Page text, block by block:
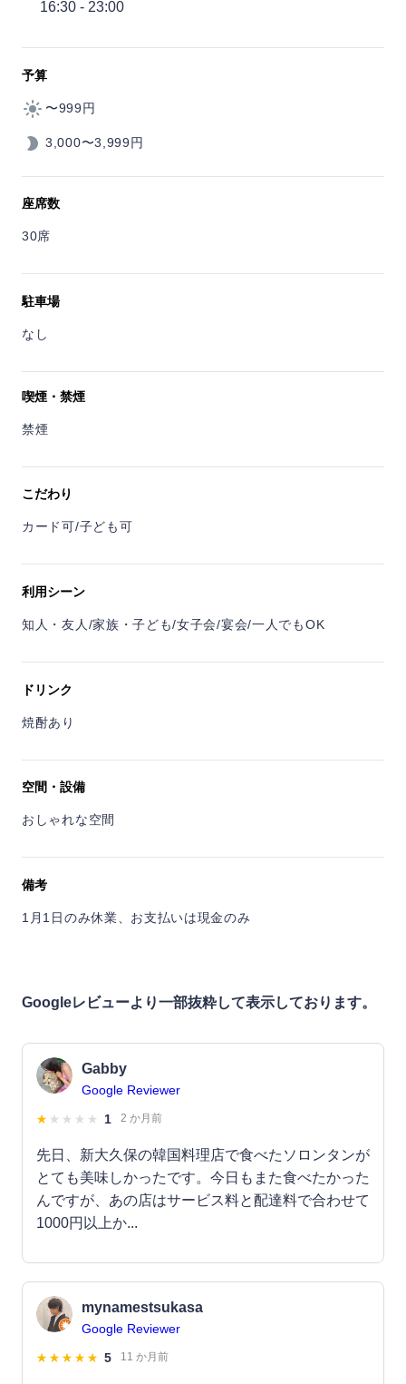
16:30 - 23:00
予算
〜999円
3,000〜3,999円
座席数
30席
駐車場
なし
喫煙・禁煙
禁煙
こだわり
カード可/子ども可
利用シーン
知人・友人/家族・子ども/女子会/宴会/一人でもOK
ドリンク
焼酎あり
空間・設備
おしゃれな空間
備考
1月1日のみ休業、お支払いは現金のみ
Googleレビューより一部抜粋して表示しております。
Gabby
Google Reviewer
1
2 か月前
先日、新大久保の韓国料理店で食べたソロンタンが
とても美味しかったです。今日もまた食べたかった
んですが、あの店はサービス料と配達料で合わせて
1000円以上か...
mynamestsukasa
Google Reviewer
5
11 か月前